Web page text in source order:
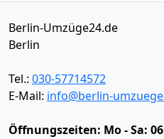
Berlin-Umzüge24.de
Berlin
Tel.: 030-57714572
E-Mail: info@berlin-
Öffnungszeiten: Mo - Sa: